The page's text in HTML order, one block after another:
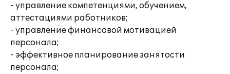
- управление компетенциями, обучением,
аттестациями работников;
- управление финансовой мотивацией
персонала;
- эффективное планирование занятости
персонала;